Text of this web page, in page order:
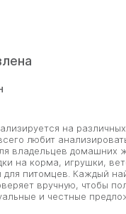
на различных
любит
владельцев домашних
на корма, игрушки,
для питомцев. Каждый
вручную, чтобы
и честные
любимцев